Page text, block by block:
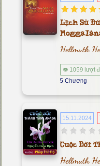
Lịch Sử
Hellmuth
👁 1059 lượt
5 Chương
15.11.2024
Cuộc Đời
Hellmuth